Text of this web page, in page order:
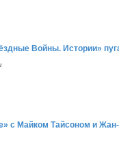
Войны. Истории»
с Майком Тайсоном и